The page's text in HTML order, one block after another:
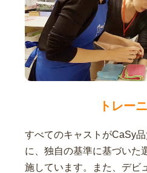
トレー
すべてのキャストがCaSy
に、独自の基準に基づいた
施しています。また、デビ